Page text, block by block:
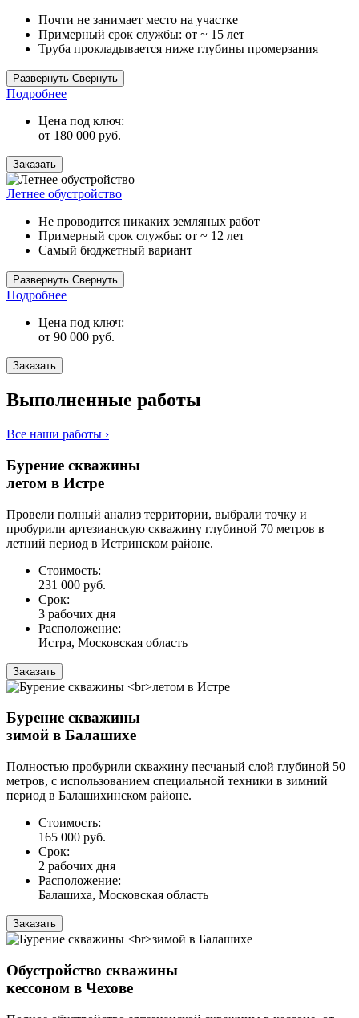
Почти не занимает место на участке
Примерный срок службы: от ~ 15 лет
Труба прокладывается ниже глубины промерзания
Адаптер загружается на глубину не более 70 метров, но ниже
глубины промерзания, что позволяет не утеплять скважину на
зиму.
Развернуть Свернуть
Подробнее
Цена под ключ:
от 180 000 руб.
Заказать
Летнее обустройство
Не проводится никаких земляных работ
Примерный срок службы: от ~ 12 лет
Самый бюджетный вариант
Летнее обустройство — лучший вариант для полива огорода и
сада. И самый дешевый вариант для потребления воды в
летний период.
Развернуть Свернуть
Подробнее
Цена под ключ:
от 90 000 руб.
Заказать
Выполненные работы
Все наши работы ›
Бурение скважины
летом в Истре
Провели полный анализ территории, выбрали точку и
пробурили артезианскую скважину глубиной 70 метров в
летний период в Истринском районе.
Стоимость:
231 000 руб.
Срок:
3 рабочих дня
Расположение:
Истра, Московская область
Заказать
Бурение скважины
зимой в Балашихе
Полностью пробурили скважину песчаный слой глубиной 50
метров, с использованием специальной техники в зимний
период в Балашихинском районе.
Стоимость:
165 000 руб.
Срок:
2 рабочих дня
Расположение:
Балашиха, Московская область
Заказать
Обустройство скважины
кессоном в Чехове